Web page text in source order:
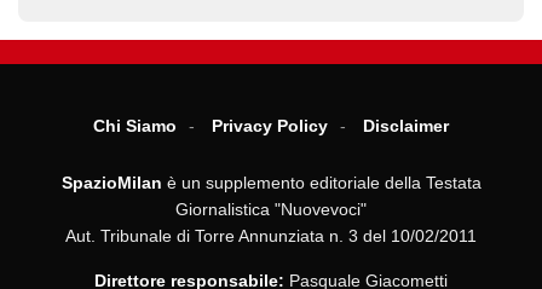
Chi Siamo Privacy Policy Disclaimer
SpazioMilan è un supplemento editoriale della Testata
Giornalistica "Nuovevoci"
Aut. Tribunale di Torre Annunziata n. 3 del 10/02/2011
Direttore responsabile: Pasquale Giacometti